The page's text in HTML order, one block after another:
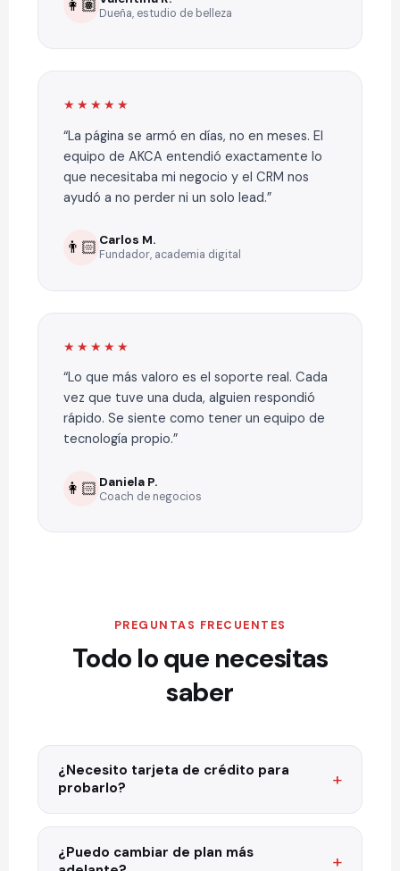
👩🏽 Dueña, estudio de belleza
★★★★★
La página se armó en días, no en meses. El
equipo de AKCA entendió exactamente lo
que necesitaba mi negocio y el CRM nos
ayudó a no perder ni un solo lead.
👨🏻 Carlos M.
Fundador, academia digital
★★★★★
Lo que más valoro es el soporte real. Cada
vez que tuve una duda, alguien respondió
rápido. Se siente como tener un equipo de
tecnología propio.
👩🏻 Daniela P.
Coach de negocios
PREGUNTAS FRECUENTES
Todo lo que necesitas
saber
¿Necesito tarjeta de crédito para
probarlo?
¿Puedo cambiar de plan más